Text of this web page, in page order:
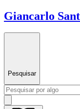
Giancarlo
Pesquisar